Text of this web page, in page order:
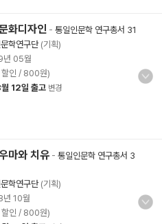
화디자인 - 통일인문학 연구총서 31
학연구단(기획)
년 05월
인 / 800원)
12일 출고 변경
마와 치유 - 통일인문학 연구총서 3
학연구단(기획)
10월
인 / 800원)